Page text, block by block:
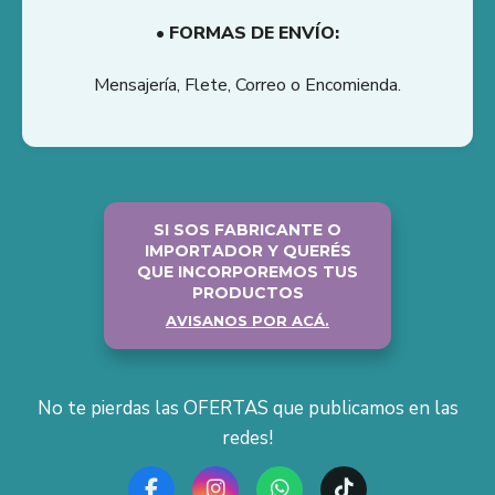
• FORMAS DE ENVÍO:
Mensajería, Flete, Correo o Encomienda.
SI SOS FABRICANTE O
IMPORTADOR Y QUERÉS
QUE INCORPOREMOS TUS
PRODUCTOS
AVISANOS POR ACÁ.
No te pierdas las OFERTAS que publicamos en las
redes!